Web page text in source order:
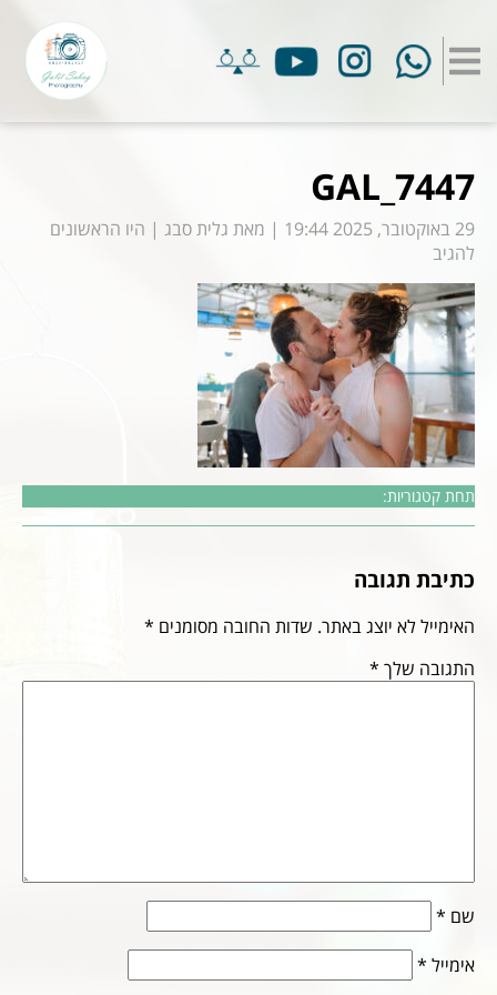
GAL_7447
29 באוקטובר, 2025 19:44 | מאת גלית סבג | היו הראשונים
להגיב
תחת קטגוריות:
כתיבת תגובה
האימייל לא יוצג באתר. שדות החובה מסומנים *
התגובה שלך *
שם *
אימייל *